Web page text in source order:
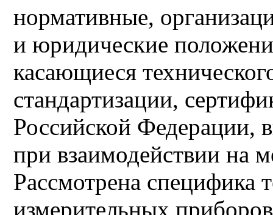
нормативные,
и юридические
касающиеся
стандартизации,
Российской Федерации,
при взаимодействии на
Рассмотрена специфика
измерительных